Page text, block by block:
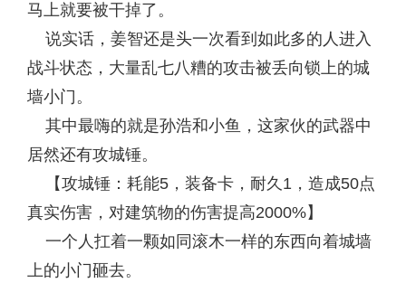
马上就要被干掉了。
说实话，姜智还是头一次看到如此多的人进入
战斗状态，大量乱七八糟的攻击被丢向锁上的城
墙小门。
其中最嗨的就是孙浩和小鱼，这家伙的武器中
居然还有攻城锤。
【攻城锤：耗能5，装备卡，耐久1，造成50点
真实伤害，对建筑物的伤害提高2000%】
一个人扛着一颗如同滚木一样的东西向着城墙
上的小门砸去。